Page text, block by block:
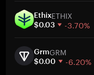
30 Tage
Marktkapitalisierung
EthixETHIX
$0.03 -3.70%
30 Tage
Marktkapitalisierung
GrmGRM
$0.00 -6.20%